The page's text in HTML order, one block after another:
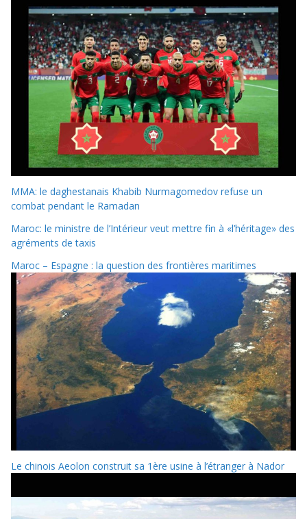
MMA: le daghestanais Khabib Nurmagomedov refuse un
combat pendant le Ramadan
Maroc: le ministre de l’Intérieur veut mettre fin à «l’héritage» des
agréments de taxis
Maroc – Espagne : la question des frontières maritimes
Le chinois Aeolon construit sa 1ère usine à l’étranger à Nador